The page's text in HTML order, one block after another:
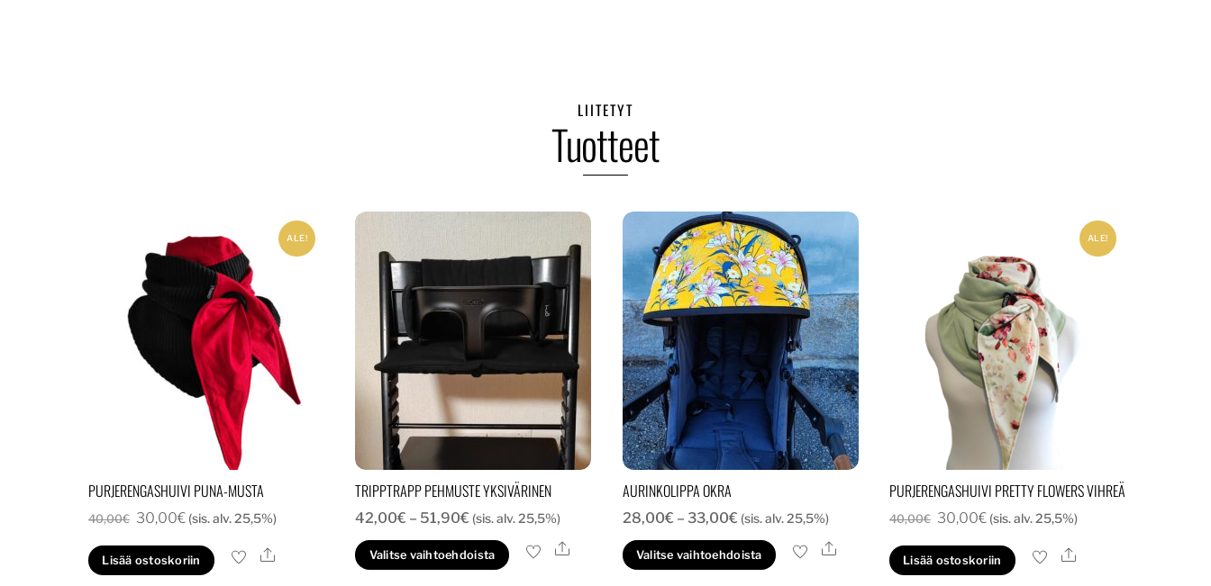
LIITETYT
Tuotteet
ALE!
PURJERENGASHUIVI PUNA-MUSTA
40,00€ Alkuperäinen
oli:
30,00€Nykyinen
on:
(sis. alv. 25,5%)
Lisää ostoskoriin Ale
TRIPPTRAPP PEHMUSTE YKSIVÄRINEN
42,00€ – 51,90€ Hintaluokka:
42,00€
(sis. alv. 25,5%)
Valitse vaihtoehdoista
Tällä
Ale
AURINKOLIPPA OKRA
28,00€ – 33,00€Hintaluokka:
28,00€
(sis. alv. 25,5%)
Valitse vaihtoehdoista
Tällä
Ale
ALE!
PURJERENGASHUIVI PRETTY FLOWERS VIHREÄ
40,00€ Alkuperäinen
oli:
30,00€Nykyinen
on:
(sis. alv. 25,5%)
Lisää ostoskoriin Ale